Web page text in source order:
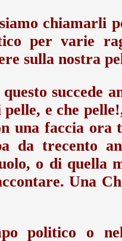
chiamarli
per varie
sulla nostra
succede
e che
una faccia ora
da trecento
o di quella
Una
politico o